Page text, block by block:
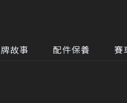
故事 配件保養 賽